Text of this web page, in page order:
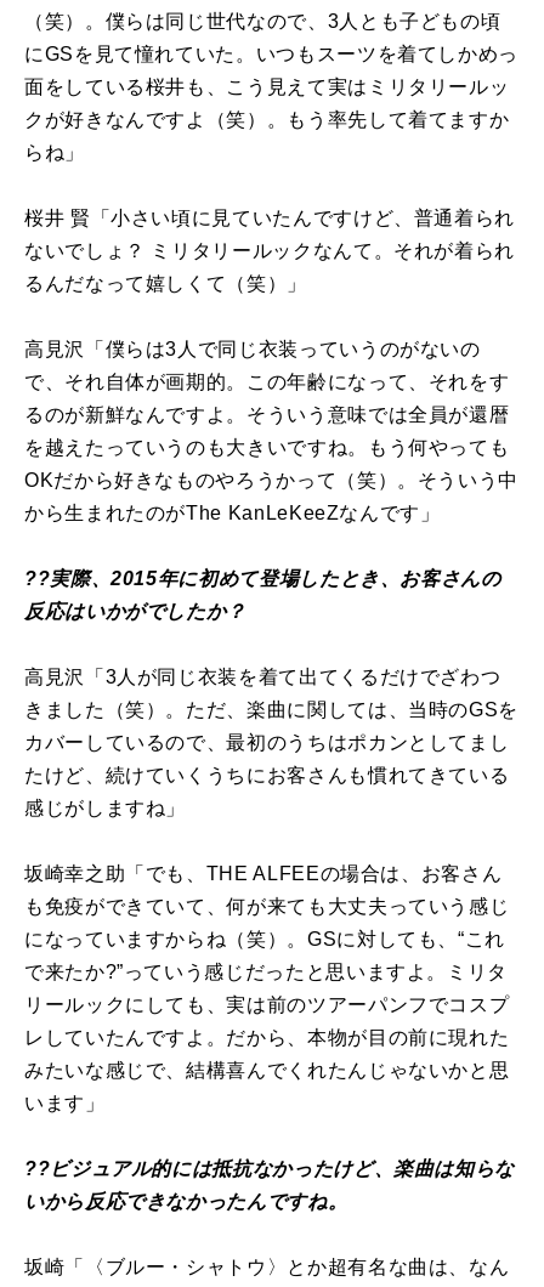
（笑）。僕らは同じ世代なので、3人とも子どもの頃
にGSを見て憧れていた。いつもスーツを着てしかめっ
面をしている桜井も、こう見えて実はミリタリールッ
クが好きなんですよ（笑）。もう率先して着てますか
らね」
桜井 賢「小さい頃に見ていたんですけど、普通着られ
ないでしょ？ ミリタリールックなんて。それが着られ
るんだなって嬉しくて（笑）」
高見沢「僕らは3人で同じ衣装っていうのがないの
で、それ自体が画期的。この年齢になって、それをす
るのが新鮮なんですよ。そういう意味では全員が還暦
を越えたっていうのも大きいですね。もう何やっても
OKだから好きなものやろうかって（笑）。そういう中
から生まれたのがThe KanLeKeeZなんです」
??実際、2015年に初めて登場したとき、お客さんの
反応はいかがでしたか？
高見沢「3人が同じ衣装を着て出てくるだけでざわつ
きました（笑）。ただ、楽曲に関しては、当時のGSを
カバーしているので、最初のうちはポカンとしてまし
たけど、続けていくうちにお客さんも慣れてきている
感じがしますね」
坂崎幸之助「でも、THE ALFEEの場合は、お客さん
も免疫ができていて、何が来ても大丈夫っていう感じ
になっていますからね（笑）。GSに対しても、“これ
で来たか?”っていう感じだったと思いますよ。ミリタ
リールックにしても、実は前のツアーパンフでコスプ
レしていたんですよ。だから、本物が目の前に現れた
みたいな感じで、結構喜んでくれたんじゃないかと思
います」
??ビジュアル的には抵抗なかったけど、楽曲は知らな
いから反応できなかったんですね。
坂崎「〈ブルー・シャトウ〉とか超有名な曲は、なん